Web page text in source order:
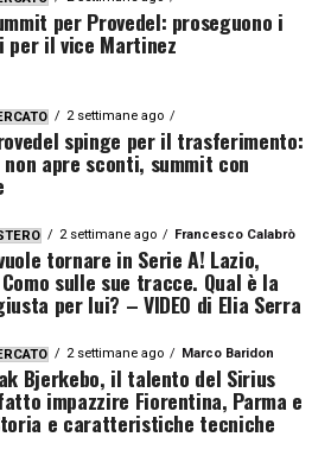
per Provedel: proseguono i
per il vice Martinez
2 settimane ago
spinge per il trasferimento:
non apre sconti, summit con
2 settimane ago Francesco Calabrò
tornare in Serie A! Lazio,
sulle sue tracce. Qual è la
per lui? – VIDEO di Elia Serra
2 settimane ago Marco Baridon
Bjerkebo, il talento del Sirius
impazzire Fiorentina, Parma e
e caratteristiche tecniche